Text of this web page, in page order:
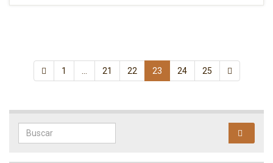
1 21 22 23 24 25
Search for: